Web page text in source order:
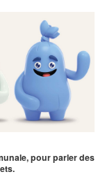
pour parler des